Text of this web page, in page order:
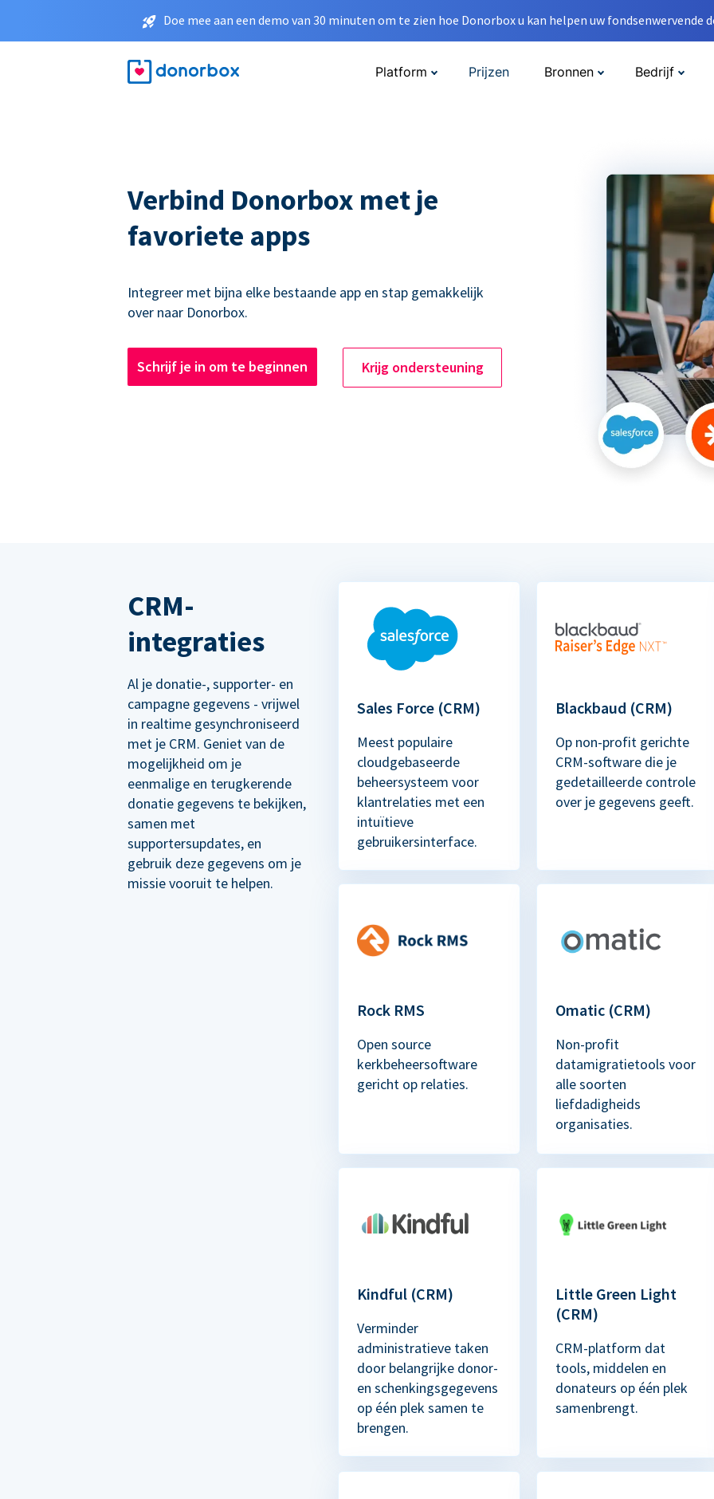
Doe mee aan een demo van 30 minuten om te zien hoe Donorbox u kan helpen uw fondsenwervende
Platform Prijzen Bronnen Bedrijf
Verbind Donorbox met je
favoriete apps
Integreer met bijna elke bestaande app en stap gemakkelijk
over naar Donorbox.
Schrijf je in om te beginnen Krijg ondersteuning
CRM-
integraties
Al je donatie-, supporter- en
campagne gegevens - vrijwel
in realtime gesynchroniseerd
met je CRM. Geniet van de
mogelijkheid om je
eenmalige en terugkerende
donatie gegevens te bekijken,
samen met
supportersupdates, en
gebruik deze gegevens om je
missie vooruit te helpen.
Sales Force (CRM)
Meest populaire
cloudgebaseerde
beheersysteem voor
klantrelaties met een
intuïtieve
gebruikersinterface.
Blackbaud (CRM)
Op non-profit gerichte
CRM-software die je
gedetailleerde controle
over je gegevens geeft.
Rock RMS
Open source
kerkbeheersoftware
gericht op relaties.
Omatic (CRM)
Non-profit
datamigratietools voor
alle soorten
liefdadigheids
organisaties.
Kindful (CRM)
Verminder
administratieve taken
door belangrijke donor-
en schenkingsgegevens
op één plek samen te
brengen.
Little Green Light
(CRM)
CRM-platform dat
tools, middelen en
donateurs op één plek
samenbrengt.